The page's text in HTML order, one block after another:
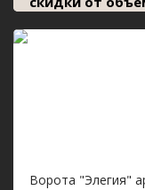
Ворота "Элегия"